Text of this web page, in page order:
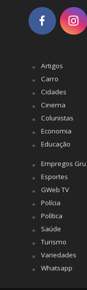
Artigos
Carro
Cidades
Cinema
Colunistas
Economia
Educação
Empregos Gru
Esportes
GWeb TV
Polícia
Política
Saúde
Turismo
Variedades
Whatsapp